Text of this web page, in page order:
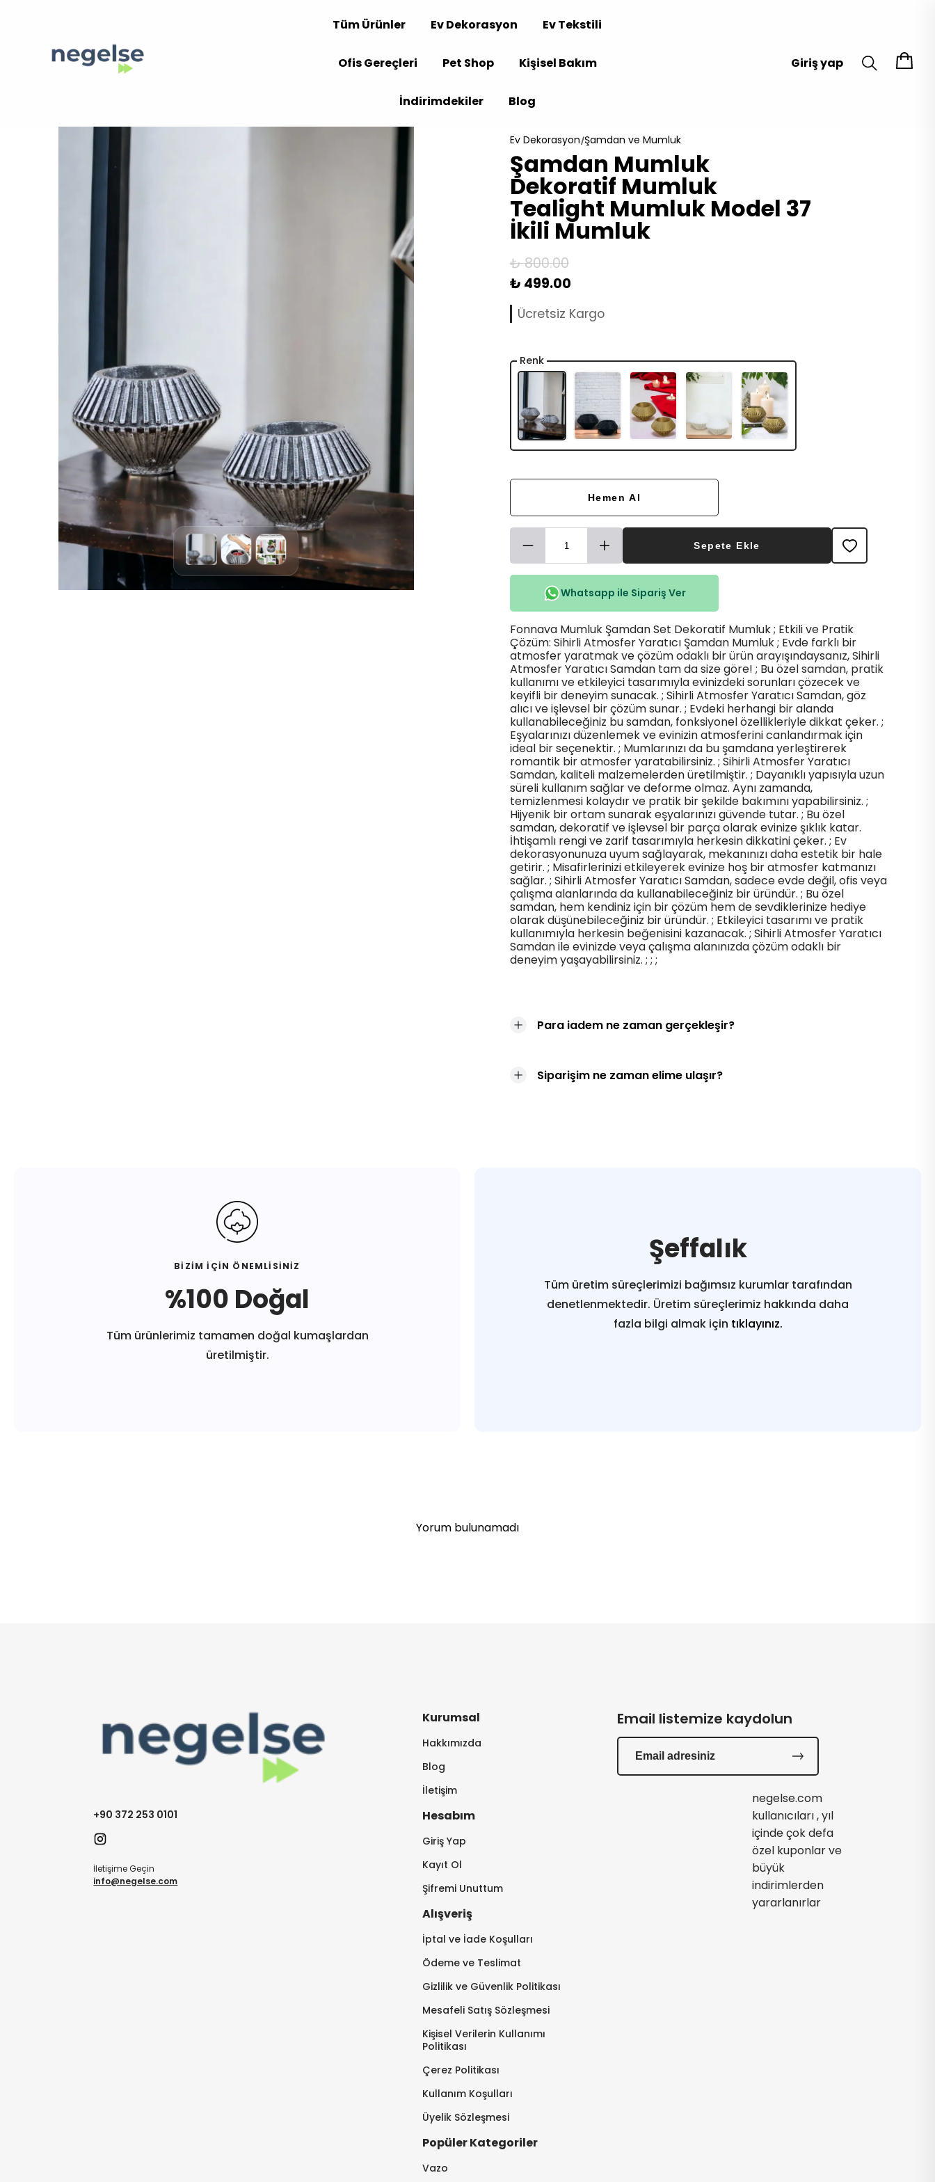
Tüm Ürünler Ev Dekorasyon Ev Tekstili
Ofis Gereçleri Pet Shop Kişisel Bakım
İndirimdekiler Blog
Giriş yap
Ev Dekorasyon Şamdan ve Mumluk
Şamdan Mumluk
Dekoratif Mumluk
Tealight Mumluk Model 37
İkili Mumluk
₺ 800.00
₺ 499.00
Ücretsiz Kargo
Renk
Hemen Al
Sepete Ekle
Whatsapp ile Sipariş Ver
Fonnava Mumluk Şamdan Set Dekoratif Mumluk ; Etkili ve Pratik
Çözüm: Sihirli Atmosfer Yaratıcı Şamdan Mumluk ; Evde farklı bir
atmosfer yaratmak ve çözüm odaklı bir ürün arayışındaysanız, Sihirli
Atmosfer Yaratıcı Samdan tam da size göre! ; Bu özel samdan, pratik
kullanımı ve etkileyici tasarımıyla evinizdeki sorunları çözecek ve
keyifli bir deneyim sunacak. ; Sihirli Atmosfer Yaratıcı Samdan, göz
alıcı ve işlevsel bir çözüm sunar. ; Evdeki herhangi bir alanda
kullanabileceğiniz bu samdan, fonksiyonel özellikleriyle dikkat çeker. ;
Eşyalarınızı düzenlemek ve evinizin atmosferini canlandırmak için
ideal bir seçenektir. ; Mumlarınızı da bu şamdana yerleştirerek
romantik bir atmosfer yaratabilirsiniz. ; Sihirli Atmosfer Yaratıcı
Samdan, kaliteli malzemelerden üretilmiştir. ; Dayanıklı yapısıyla uzun
süreli kullanım sağlar ve deforme olmaz. Aynı zamanda,
temizlenmesi kolaydır ve pratik bir şekilde bakımını yapabilirsiniz. ;
Hijyenik bir ortam sunarak eşyalarınızı güvende tutar. ; Bu özel
samdan, dekoratif ve işlevsel bir parça olarak evinize şıklık katar.
İhtişamlı rengi ve zarif tasarımıyla herkesin dikkatini çeker. ; Ev
dekorasyonunuza uyum sağlayarak, mekanınızı daha estetik bir hale
getirir. ; Misafirlerinizi etkileyerek evinize hoş bir atmosfer katmanızı
sağlar. ; Sihirli Atmosfer Yaratıcı Samdan, sadece evde değil, ofis veya
çalışma alanlarında da kullanabileceğiniz bir üründür. ; Bu özel
samdan, hem kendiniz için bir çözüm hem de sevdiklerinize hediye
olarak düşünebileceğiniz bir üründür. ; Etkileyici tasarımı ve pratik
kullanımıyla herkesin beğenisini kazanacak. ; Sihirli Atmosfer Yaratıcı
Samdan ile evinizde veya çalışma alanınızda çözüm odaklı bir
deneyim yaşayabilirsiniz. ; ; ;
Para iadem ne zaman gerçekleşir?
Siparişim ne zaman elime ulaşır?
BİZİM İÇİN ÖNEMLİSİNİZ
%100 Doğal
Tüm ürünlerimiz tamamen doğal kumaşlardan
üretilmiştir.
Şeffalık
Tüm üretim süreçlerimizi bağımsız kurumlar tarafından
denetlenmektedir. Üretim süreçlerimiz hakkında daha
fazla bilgi almak için tıklayınız.
Yorum bulunamadı
+90 372 253 0101
İletişime Geçin
info@negelse.com
Kurumsal
Hakkımızda
Blog
İletişim
Hesabım
Giriş Yap
Kayıt Ol
Şifremi Unuttum
Alışveriş
İptal ve İade Koşulları
Ödeme ve Teslimat
Gizlilik ve Güvenlik Politikası
Mesafeli Satış Sözleşmesi
Kişisel Verilerin Kullanımı
Politikası
Çerez Politikası
Kullanım Koşulları
Üyelik Sözleşmesi
Popüler Kategoriler
Vazo
Email listemize kaydolun
negelse.com
kullanıcıları , yıl
içinde çok defa
özel kuponlar ve
büyük
indirimlerden
yararlanırlar